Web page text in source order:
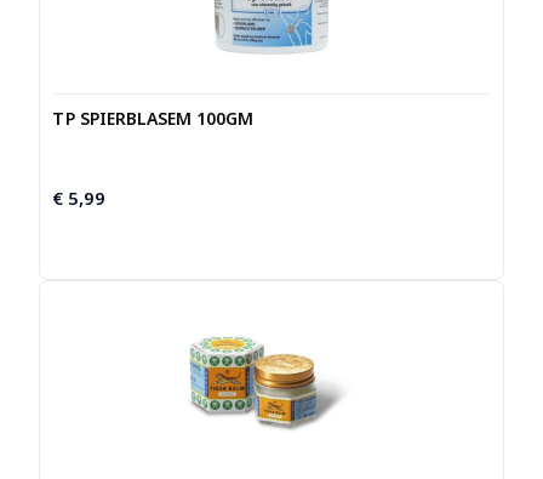
TP SPIERBLASEM 100GM
€ 5,99